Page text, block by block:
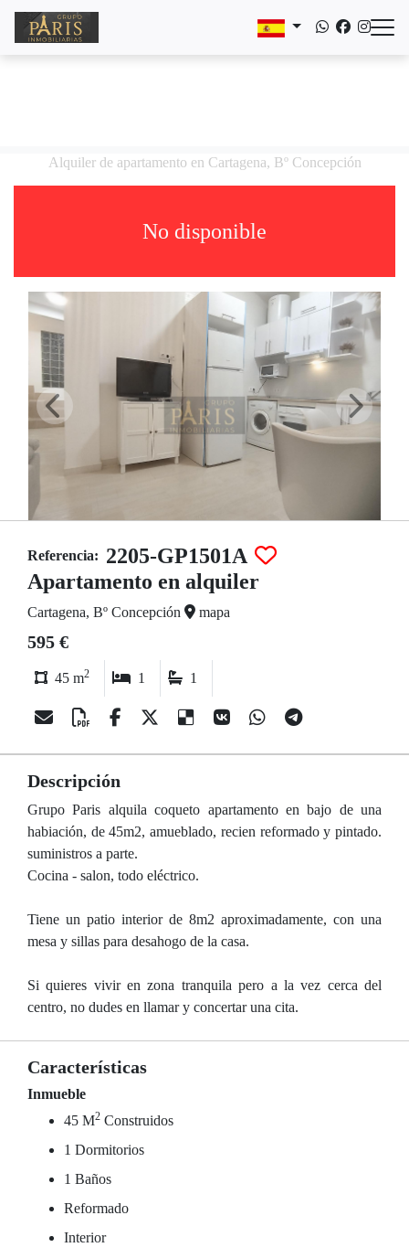
Alquiler de apartamento en Cartagena, Bº Concepción
No disponible
Referencia: 2205-GP1501A
Apartamento en alquiler
Cartagena, Bº Concepción mapa
595 €
45 m2 1 1
Descripción
Grupo Paris alquila coqueto apartamento en bajo de una
habiación, de 45m2, amueblado, recien reformado y pintado.
suministros a parte.
Cocina - salon, todo eléctrico.
Tiene un patio interior de 8m2 aproximadamente, con una
mesa y sillas para desahogo de la casa.
Si quieres vivir en zona tranquila pero a la vez cerca del
centro, no dudes en llamar y concertar una cita.
Características
Inmueble
45 M2 Construidos
1 Dormitorios
1 Baños
Reformado
Interior